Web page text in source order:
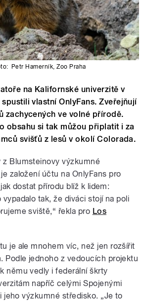
Petr Hamerník ,Zoo Praha
na Kalifornské univerzitě v
vlastní OnlyFans. Zveřejňují
zachycených ve volné přírodě.
obsahu si tak můžou připlatit i za
svišťů z lesů v okolí Colorada.
z Blumsteinovy výzkumné
založení účtu na OnlyFans pro
dostat přírodu blíž k lidem:
vypadalo tak, že diváci stojí na poli
sviště,“ řekla pro Los
je ale mnohem víc, než jen rozšířit
Podle jednoho z vedoucích projektu
němu vedly i federální škrty
napříč celými Spojenými
jeho výzkumné středisko. „Je to